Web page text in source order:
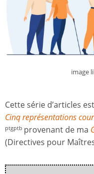
image
Cette série d’articles
Cinq représentations
ptgptb provenant de ma
(Directives pour